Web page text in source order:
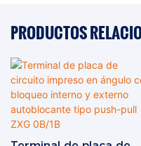
PRODUCTOS